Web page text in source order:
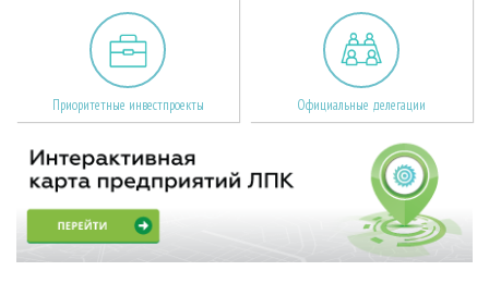
Приоритетные инвестпроекты Официальные делегации